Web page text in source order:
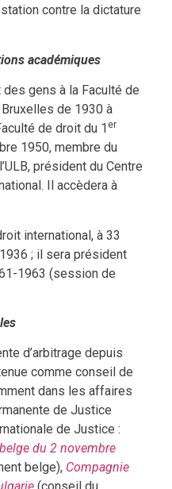
contre la dictature
académiques
des gens à la Faculté de
de 1930 à
de droit du 1 er
1950, membre du
président du Centre
Il accèdera à
international, à 33
; il sera président
1963 (session de
d’arbitrage depuis
comme conseil de
dans les affaires
de Justice
de Justice :
du 2 novembre
belge), Compagnie